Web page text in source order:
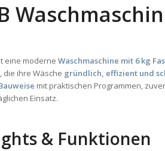
eine moderneWaschmaschine mit 6 kg
die ihre Wäsche gründlich, effizient und
mit praktischen Programmen,
Einsatz.
& Funktionen